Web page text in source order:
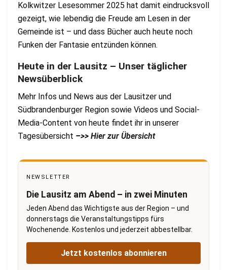
Kolkwitzer Lesesommer 2025 hat damit eindrucksvoll
gezeigt, wie lebendig die Freude am Lesen in der
Gemeinde ist – und dass Bücher auch heute noch
Funken der Fantasie entzünden können.
Heute in der Lausitz – Unser täglicher
Newsüberblick
Mehr Infos und News aus der Lausitzer und
Südbrandenburger Region sowie Videos und Social-
Media-Content von heute findet ihr in unserer
Tagesübersicht –>> Hier zur Übersicht
NEWSLETTER
Die Lausitz am Abend – in zwei Minuten
Jeden Abend das Wichtigste aus der Region – und
donnerstags die Veranstaltungstipps fürs
Wochenende. Kostenlos und jederzeit abbestellbar.
Jetzt kostenlos abonnieren